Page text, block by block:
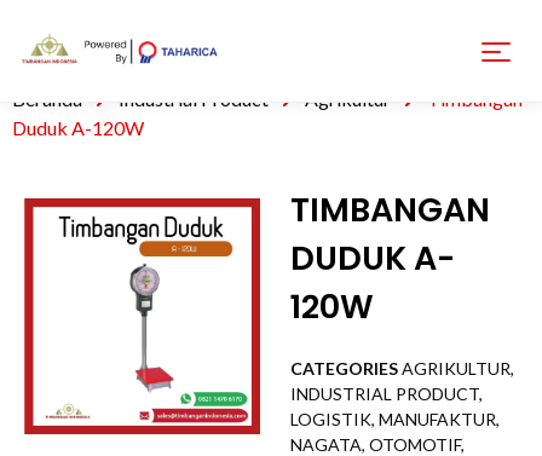
Beranda Industrial Product Agrikultur
Timbangan
Duduk A-120W
TIMBANGAN
DUDUK A-
120W
CATEGORIESAGRIKULTUR,
INDUSTRIAL PRODUCT,
LOGISTIK,MANUFAKTUR,
NAGATA,OTOMOTIF,